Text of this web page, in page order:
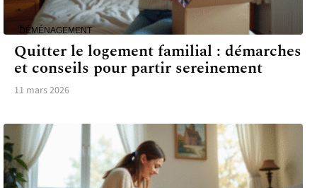
DÉMÉNAGEMENT
Quitter le logement familial : démarches
et conseils pour partir sereinement
11 mars 2026